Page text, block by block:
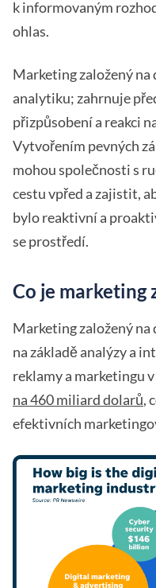
k informovaným
ohlas.
Marketing založený na
analytiku; zahrnuje
přizpůsobení a reakci
Vytvořením pevných
mohou společnosti s
cestu vpřed a zajistit,
bylo reaktivní a
se prostředí.
Co je marketing
Marketing založený
na základě analýzy a
reklamy a marketingu
na 460 miliard dolarů,
efektivních